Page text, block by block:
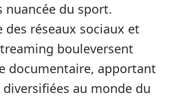
du sport.
des réseaux sociaux et
bouleversent
documentaire, apportant
au monde du